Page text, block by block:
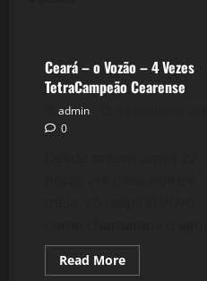
Ceará – o Vozão – 4 Vezes
TetraCampeão Cearense
admin
0
Read MoreRead
more